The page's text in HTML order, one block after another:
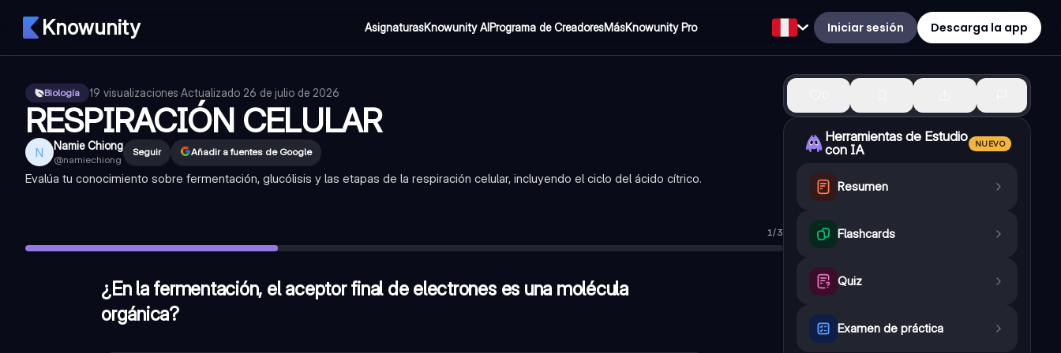
Knowunity AsignaturasKnowunity AIPrograma de CreadoresMásKnowunity Pro Iniciar sesión Descarga la app
Biología 19 visualizaciones·Actualizado 26 de julio de 2026
RESPIRACIÓN CELULAR
N Namie Chiong
@namiechiong
Seguir Añadir a fuentes de Google
Evalúa tu conocimiento sobre fermentación, glucólisis y las etapas de la respiración celular, incluyendo el ciclo del ácido cítrico.
1/3
¿En la fermentación, el aceptor final de electrones es una molécula
orgánica?
¿La respiración celular produce 36 - 38 ATP por molécula de glucosa?—Verdadero
Herramientas de Estudio
con IA
NUEVO
Resumen
Flashcards
Quiz
Examen de práctica